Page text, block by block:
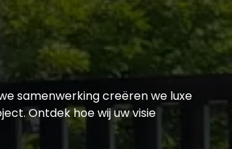
samenwerking creëren we luxe
Ontdek hoe wij uw visie